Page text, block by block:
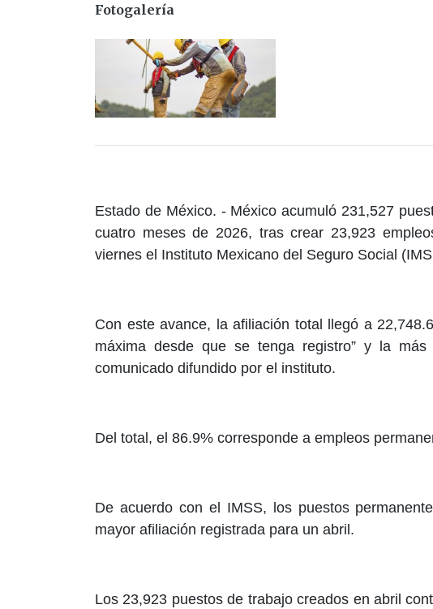
Fotogalería
Estado de México. - México acumuló 231,527
cuatro meses de 2026, tras crear 23,923
viernes el Instituto Mexicano del Seguro Social
Con este avance, la afiliación total llegó a
máxima desde que se tenga registro” y la
comunicado difundido por el instituto.
Del total, el 86.9% corresponde a empleos
De acuerdo con el IMSS, los puestos
mayor afiliación registrada para un abril.
Los 23,923 puestos de trabajo creados en abril